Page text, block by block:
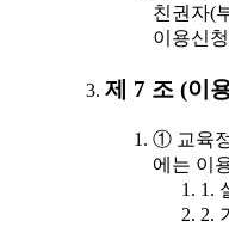
친권자(
이용신
제 7 조 (이
① 교육
에는 이
1.
2.